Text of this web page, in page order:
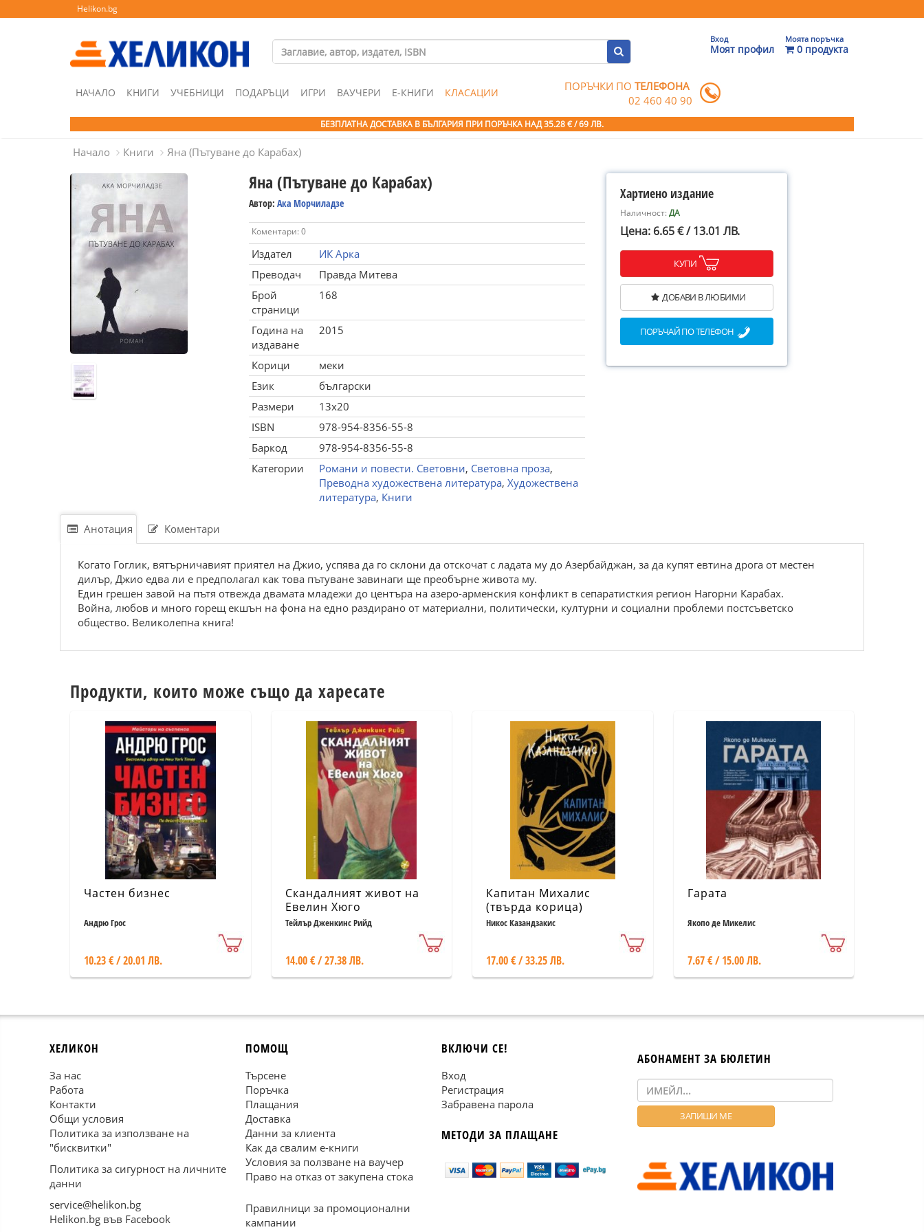
Helikon.bg
Вход
Моят профил
Моята поръчка
0 продукта
НАЧАЛО КНИГИ УЧЕБНИЦИ ПОДАРЪЦИ ИГРИ ВАУЧЕРИ Е-КНИГИ КЛАСАЦИИ ПОРЪЧКИ ПОТЕЛЕФОНА
02 460 40 90
БЕЗПЛАТНА ДОСТАВКА В БЪЛГАРИЯ ПРИ ПОРЪЧКА НАД 35.28 € / 69 ЛВ.
Начало Книги Яна (Пътуване до Карабах)
Яна (Пътуване до Карабах)
Автор: Ака Морчиладзе
Коментари: 0
Издател
ИК Арка
Преводач
Правда Митева
Брой
страници
168
Година на
издаване
2015
Корици
меки
Език
български
Размери
13x20
ISBN
978-954-8356-55-8
Баркод
978-954-8356-55-8
Категории
Романи и повести. Световни, Световна проза,
Преводна художествена литература, Художествена
литература, Книги
Хартиено издание
Наличност:ДА
Цена: 6.65 € / 13.01 ЛВ.
КУПИ
ДОБАВИ В ЛЮБИМИ
ПОРЪЧАЙ ПО ТЕЛЕФОН
Анотация Коментари
Когато Гоглик, вятърничавият приятел на Джио, успява да го склони да отскочат с ладата му до Азербайджан, за да купят евтина дрога от местен
дилър, Джио едва ли е предполагал как това пътуване завинаги ще преобърне живота му.
Един грешен завой на пътя отвежда двамата младежи до центъра на азеро-арменския конфликт в сепаратисткия регион Нагорни Карабах.
Война, любов и много горещ екшън на фона на едно раздирано от материални, политически, културни и социални проблеми постсъветско
общество. Великолепна книга!
Продукти, които може също да харесате
Частен бизнес
Андрю Грос
10.23 € / 20.01 ЛВ.
Скандалният живот на
Евелин Хюго
Тейлър Дженкинс Рийд
14.00 € / 27.38 ЛВ.
Капитан Михалис
(твърда корица)
Никос Казандзакис
17.00 € / 33.25 ЛВ.
Гарата
Якопо де Микелис
7.67 € / 15.00 ЛВ.
ХЕЛИКОН
За нас
Работа
Контакти
Общи условия
Политика за използване на
"бисквитки"
Политика за сигурност на личните
данни
service@helikon.bg
Helikon.bg във Facebook
ПОМОЩ
Търсене
Поръчка
Плащания
Доставка
Данни за клиента
Как да свалим е-книги
Условия за ползване на ваучер
Право на отказ от закупена стока
Правилници за промоционални
кампании
ВКЛЮЧИ СЕ!
Вход
Регистрация
Забравена парола
МЕТОДИ ЗА ПЛАЩАНЕ
АБОНАМЕНТ ЗА БЮЛЕТИН